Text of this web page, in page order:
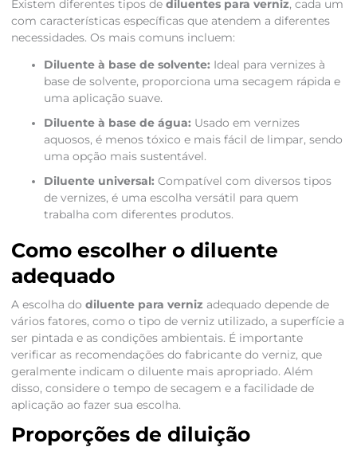
Existem diferentes tipos de diluentes para verniz, cada um
com características específicas que atendem a diferentes
necessidades. Os mais comuns incluem:
Diluente à base de solvente: Ideal para vernizes à
base de solvente, proporciona uma secagem rápida e
uma aplicação suave.
Diluente à base de água: Usado em vernizes
aquosos, é menos tóxico e mais fácil de limpar, sendo
uma opção mais sustentável.
Diluente universal: Compatível com diversos tipos
de vernizes, é uma escolha versátil para quem
trabalha com diferentes produtos.
Como escolher o diluente
adequado
A escolha do diluente para vernizadequado depende de
vários fatores, como o tipo de verniz utilizado, a superfície a
ser pintada e as condições ambientais. É importante
verificar as recomendações do fabricante do verniz, que
geralmente indicam o diluente mais apropriado. Além
disso, considere o tempo de secagem e a facilidade de
aplicação ao fazer sua escolha.
Proporções de diluição